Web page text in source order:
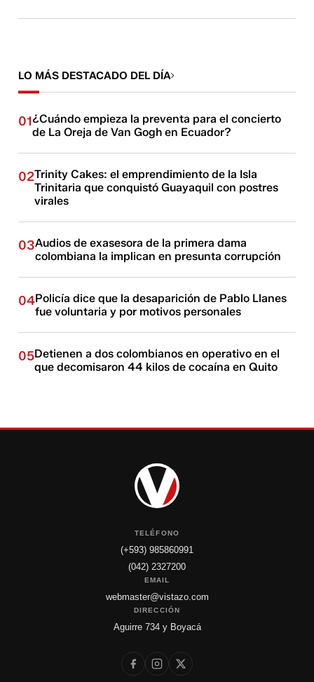
LO MÁS DESTACADO DEL DÍA
01¿Cuándo empieza la preventa para el concierto
de La Oreja de Van Gogh en Ecuador?
02Trinity Cakes: el emprendimiento de la Isla
Trinitaria que conquistó Guayaquil con postres
virales
03Audios de exasesora de la primera dama
colombiana la implican en presunta corrupción
04Policía dice que la desaparición de Pablo Llanes
fue voluntaria y por motivos personales
05Detienen a dos colombianos en operativo en el
que decomisaron 44 kilos de cocaína en Quito
TELÉFONO
(+593) 985860991
(042) 2327200
EMAIL
webmaster@vistazo.com
DIRECCIÓN
Aguirre 734 y Boyacá